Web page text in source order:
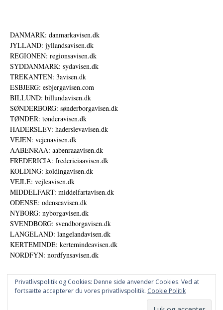
DANMARK: danmarkavisen.dk
JYLLAND: jyllandsavisen.dk
REGIONEN: regionsavisen.dk
SYDDANMARK: sydavisen.dk
TREKANTEN: 3avisen.dk
ESBJERG: esbjergavisen.com
BILLUND: billundavisen.dk
SØNDERBORG: sønderborgavisen.dk
TØNDER: tønderavisen.dk
HADERSLEV: haderslevavisen.dk
VEJEN: vejenavisen.dk
AABENRAA: aabenraaavisen.dk
FREDERICIA: fredericiaavisen.dk
KOLDING: koldingavisen.dk
VEJLE: vejleavisen.dk
MIDDELFART: middelfartavisen.dk
ODENSE: odenseavisen.dk
NYBORG: nyborgavisen.dk
SVENDBORG: svendborgavisen.dk
LANGELAND: langelandavisen.dk
KERTEMINDE: kertemindeavisen.dk
NORDFYN: nordfynsavisen.dk
Privatlivspolitik og Cookies: Denne side anvender Cookies. Ved at
fortsætte accepterer du vores privatlivspolitik. Cookie Politik